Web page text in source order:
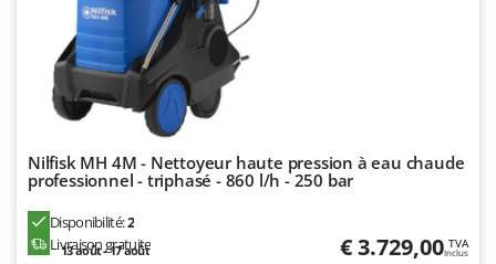
Stiga
Stocker
Sunseeker
TecnoGen
Telwin
Nilfisk MH 4M - Nettoyeur haute pression à eau chaude
professionnel - triphasé - 860 l/h - 250 bar
Disponibilité:2
Livraison gratuite
13 août - 17 août € 3.729,00 TVA
Inclus